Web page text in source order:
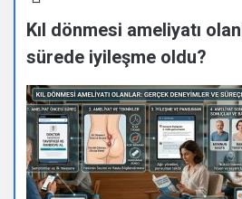
ve
Deneyimleri
En
sonuncu
Sorular
Kıl dönmesi ameliyatı
sürede iyileşme oldu?